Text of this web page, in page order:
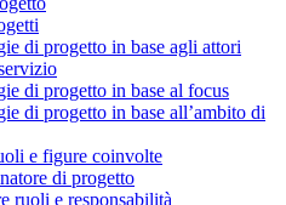
di progetto in base agli attori
di progetto in base al focus
di progetto in base all’ambito di
e figure coinvolte
di progetto
ruoli e responsabilità